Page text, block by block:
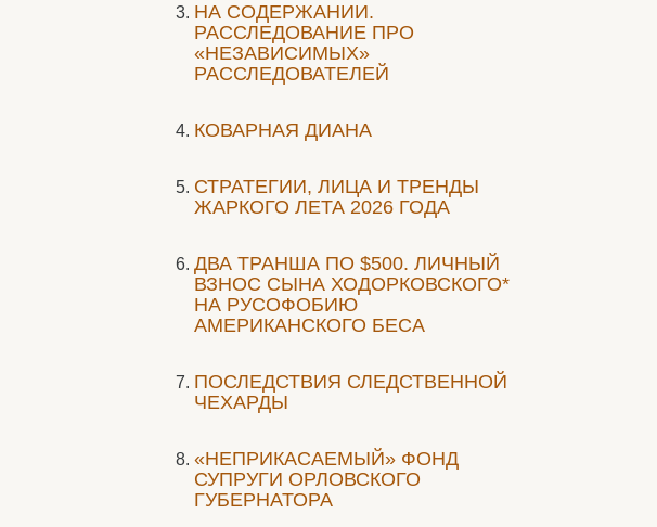
НА СОДЕРЖАНИИ.
РАССЛЕДОВАНИЕ ПРО
«НЕЗАВИСИМЫХ»
РАССЛЕДОВАТЕЛЕЙ
КОВАРНАЯ ДИАНА
СТРАТЕГИИ, ЛИЦА И ТРЕНДЫ
ЖАРКОГО ЛЕТА 2026 ГОДА
ДВА ТРАНША ПО $500. ЛИЧНЫЙ
ВЗНОС СЫНА ХОДОРКОВСКОГО*
НА РУСОФОБИЮ
АМЕРИКАНСКОГО БЕСА
ПОСЛЕДСТВИЯ СЛЕДСТВЕННОЙ
ЧЕХАРДЫ
«НЕПРИКАСАЕМЫЙ» ФОНД
СУПРУГИ ОРЛОВСКОГО
ГУБЕРНАТОРА